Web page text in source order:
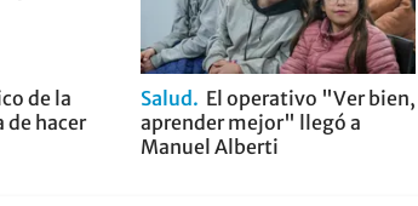
de la
de hacer
Salud
El operativo "Ver bien,
aprender mejor" llegó a
Manuel Alberti